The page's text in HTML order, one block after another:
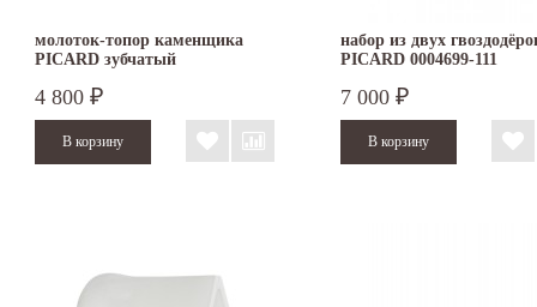
молоток-топор каменщика
PICARD зубчатый
4 800 ₽
набор из двух
PICARD 0004699-111
7 000 ₽